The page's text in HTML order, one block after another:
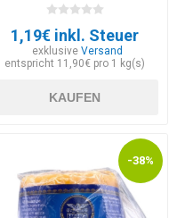
1,19€ inkl. Steuer
exklusive Versand
entspricht 11,90€ pro 1 kg(s)
KAUFEN
-38%